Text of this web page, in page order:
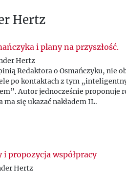
Z
Ż
Hertz
i plany na przyszłość.
Hertz
Redaktora o Osmańczyku, nie
po kontaktach z tym
Autor jednocześnie proponuje
się ukazać nakładem IL.
propozycja współpracy
Hertz